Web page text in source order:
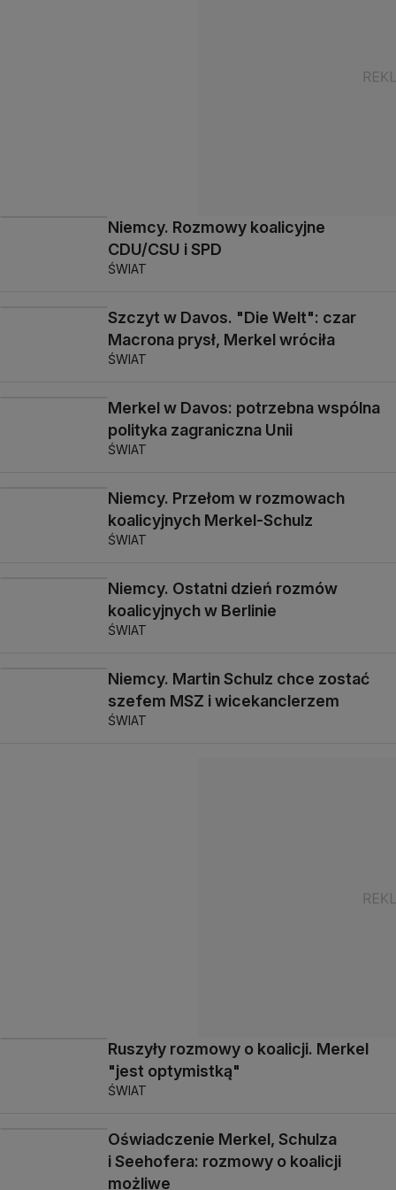
Niemcy. Rozmowy koalicyjne
CDU/CSU i SPD
ŚWIAT
Szczyt w Davos. "Die Welt": czar
Macrona prysł, Merkel wróciła
ŚWIAT
Merkel w Davos: potrzebna wspólna
polityka zagraniczna Unii
ŚWIAT
Niemcy. Przełom w rozmowach
koalicyjnych Merkel-Schulz
ŚWIAT
Niemcy. Ostatni dzień rozmów
koalicyjnych w Berlinie
ŚWIAT
Niemcy. Martin Schulz chce zostać
szefem MSZ i wicekanclerzem
ŚWIAT
Ruszyły rozmowy o koalicji. Merkel
"jest optymistką"
ŚWIAT
Oświadczenie Merkel, Schulza
i Seehofera: rozmowy o koalicji
możliwe